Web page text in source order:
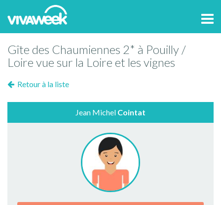
Gîte des Chaumiennes 2* à Pouilly /
Loire vue sur la Loire et les vignes
Retour à la liste
Jean Michel Cointat